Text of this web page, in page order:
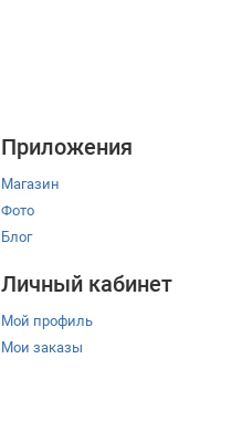
Приложения
Магазин
Фото
Блог
Личный кабинет
Мой профиль
Мои заказы